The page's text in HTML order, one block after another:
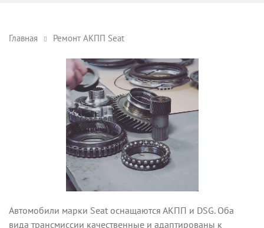
Главная Ремонт АКПП Seat
Автомобили марки Seat оснащаются АКПП и DSG. Оба
вида трансмиссии качественные и адаптированы к